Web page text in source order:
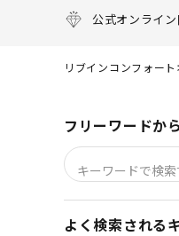
公式オンライ
リブインコンフォー
フリーワードか
よく検索される